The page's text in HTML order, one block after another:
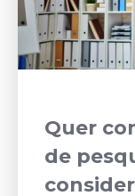
Quer
de